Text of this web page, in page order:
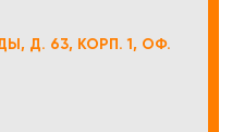
Д. 63, КОРП. 1, ОФ.